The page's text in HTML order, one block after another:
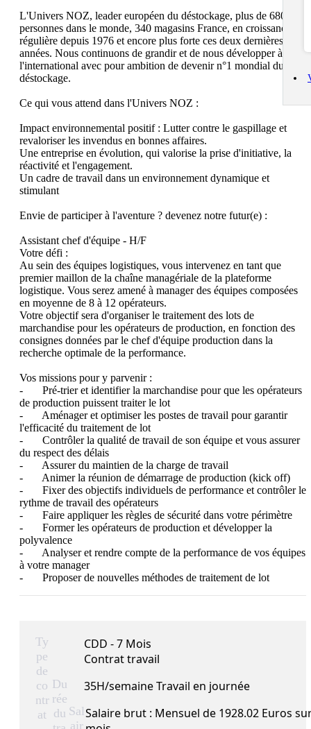
L'Univers NOZ, leader européen du déstockage, plus de 6800
personnes dans le monde, 340 magasins France, en croissance
régulière depuis 1976 et encore plus forte ces deux dernières
années. Nous continuons de grandir et de nous développer à
l'international avec pour ambition de devenir n°1 mondial du
déstockage.
Ce qui vous attend dans l'Univers NOZ :
Impact environnemental positif : Lutter contre le gaspillage et
revaloriser les invendus en bonnes affaires.
Une entreprise en évolution, qui valorise la prise d'initiative, la
réactivité et l'engagement.
Un cadre de travail dans un environnement dynamique et
stimulant
Envie de participer à l'aventure ? devenez notre futur(e) :
Assistant chef d'équipe - H/F
Votre défi :
Au sein des équipes logistiques, vous intervenez en tant que
premier maillon de la chaîne managériale de la plateforme
logistique. Vous serez amené à manager des équipes composées
en moyenne de 8 à 12 opérateurs.
Votre objectif sera d'organiser le traitement des lots de
marchandise pour les opérateurs de production, en fonction des
consignes données par le chef d'équipe production dans la
recherche optimale de la performance.
Vos missions pour y parvenir :
-       Pré-trier et identifier la marchandise pour que les opérateurs
de production puissent traiter le lot
-       Aménager et optimiser les postes de travail pour garantir
l'efficacité du traitement de lot
-       Contrôler la qualité de travail de son équipe et vous assurer
du respect des délais
-       Assurer du maintien de la charge de travail
-       Animer la réunion de démarrage de production (kick off)
-       Fixer des objectifs individuels de performance et contrôler le
rythme de travail des opérateurs
-       Faire appliquer les règles de sécurité dans votre périmètre
-       Former les opérateurs de production et développer la
polyvalence
-       Analyser et rendre compte de la performance de vos équipes
à votre manager
-       Proposer de nouvelles méthodes de traitement de lot
Ty
pe
de
co
ntr
at
CDD - 7 Mois
Contrat travail
Du
rée
du
35H/semaine Travail en journée
Sal
air
Salaire brut : Mensuel de 1928.02 Euros